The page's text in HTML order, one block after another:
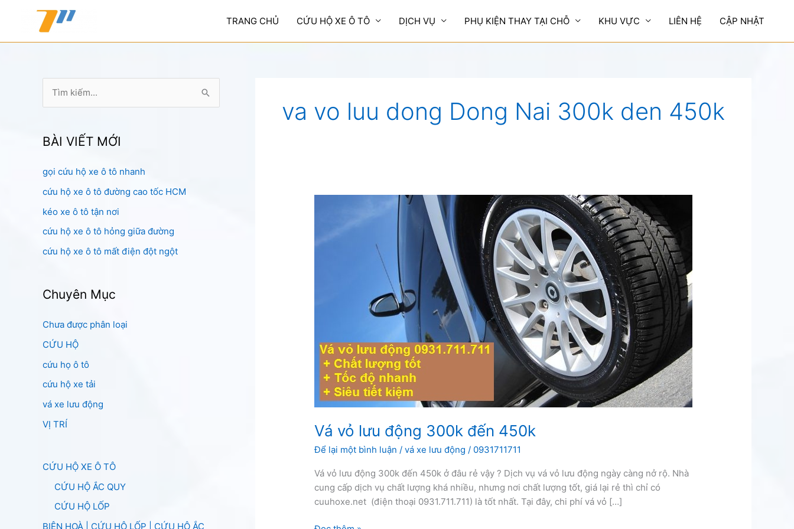
TRANG CHỦ CỨU HỘ XE Ô TÔ DỊCH VỤ PHỤ KIỆN THAY TẠI CHỖ KHU VỰC LIÊN HỆ CẬP NHẬT
k
ế
m
:
BÀI VIẾT MỚI
gọi cứu hộ xe ô tô nhanh
cứu hộ xe ô tô đường cao tốc HCM
kéo xe ô tô tận nơi
cứu hộ xe ô tô hỏng giữa đường
cứu hộ xe ô tô mất điện đột ngột
Chuyên Mục
Chưa được phân loại
CỨU HỘ
cứu họ ô tô
cứu hộ xe tải
vá xe lưu động
VỊ TRÍ
CỨU HỘ XE Ô TÔ
CỨU HỘ ẮC QUY
CỨU HỘ LỐP
BIÊN HOÀ | CỨU HỘ LỐP | CỨU HỘ ẮC
va vo luu dong Dong Nai 300k den 450k
Vá vỏ lưu động 300k đến 450k
Để lại một bình luận /vá xe lưu động / 0931711711
Vá vỏ lưu động 300k đến 450k ở đâu rẻ vậy ? Dịch vụ vá vỏ lưu động ngày càng nở rộ. Nhà
cung cấp dịch vụ chất lượng khá nhiều, nhưng nơi chất lượng tốt, giá lại rẻ thì chỉ có
cuuhoxe.net (điện thoại 0931.711.711) là tốt nhất. Tại đây, chi phí vá vỏ […]